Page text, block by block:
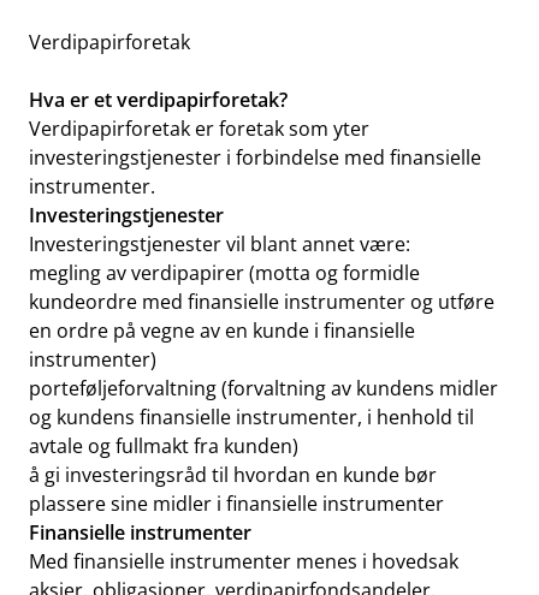
Verdipapirforetak
Hva er et verdipapirforetak?
Verdipapirforetak er foretak som yter
investeringstjenester i forbindelse med finansielle
instrumenter.
Investeringstjenester
Investeringstjenester vil blant annet være:
megling av verdipapirer (motta og formidle
kundeordre med finansielle instrumenter og utføre
en ordre på vegne av en kunde i finansielle
instrumenter)
porteføljeforvaltning (forvaltning av kundens midler
og kundens finansielle instrumenter, i henhold til
avtale og fullmakt fra kunden)
å gi investeringsråd til hvordan en kunde bør
plassere sine midler i finansielle instrumenter
Finansielle instrumenter
Med finansielle instrumenter menes i hovedsak